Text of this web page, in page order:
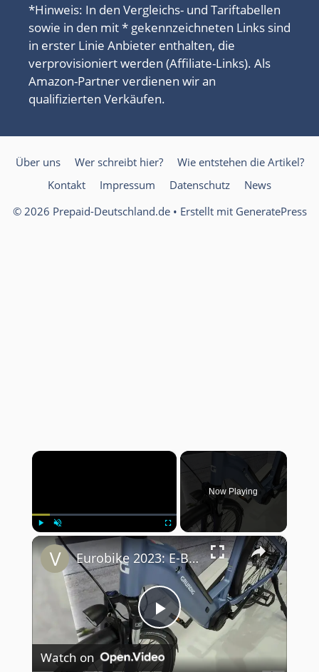
*Hinweis: In den Vergleichs- und Tariftabellen
sowie in den mit * gekennzeichneten Links sind
in erster Linie Anbieter enthalten, die
verprovisioniert werden (Affiliate-Links). Als
Amazon-Partner verdienen wir an
qualifizierten Verkäufen.
Über uns Wer schreibt hier?
Wie entstehen die Artikel?
Kontakt
Impressum Datenschutz
News
© 2026 Prepaid-Deutschland.de• Erstellt mit GeneratePress
×
Unmute
Now Playing
×
Play
Eurobike 2023: E-Bike Grundig GCB-1
Watch on